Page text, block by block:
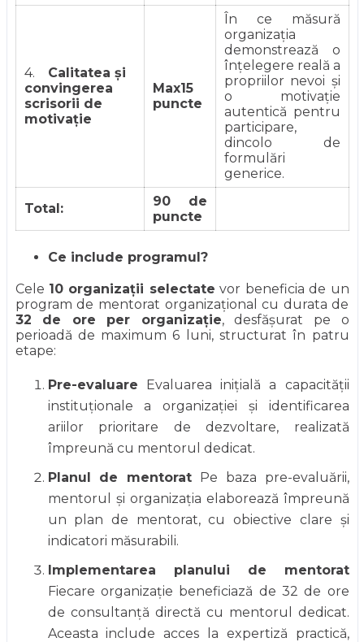
4. Calitatea și
convingerea
scrisorii de
motivație
Max15
puncte
În ce măsură
organizația
demonstrează o
înțelegere reală a
propriilor nevoi și
o motivație
autentică pentru
participare,
dincolo de
formulări
generice.
Total:
90 de
puncte
Ce include programul?
Cele 10 organizații selectate vor beneficia de un
program de mentorat organizațional cu durata de
32 de ore per organizație, desfășurat pe o
perioadă de maximum 6 luni, structurat în patru
etape:
Pre-evaluare Evaluarea inițială a capacității
instituționale a organizației și identificarea
ariilor prioritare de dezvoltare, realizată
împreună cu mentorul dedicat.
Planul de mentorat Pe baza pre-evaluării,
mentorul și organizația elaborează împreună
un plan de mentorat, cu obiective clare și
indicatori măsurabili.
Implementarea planului de mentorat
Fiecare organizație beneficiază de 32 de ore
de consultanță directă cu mentorul dedicat.
Aceasta include acces la expertiză practică,